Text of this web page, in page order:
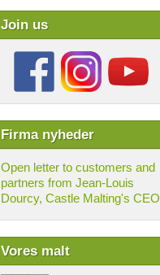
Join us
Firma nyheder
Open letter to customers and
partners from Jean-Louis
Dourcy, Castle Malting's CEO
Vores malt